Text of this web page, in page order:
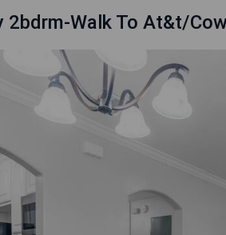
2bdrm-Walk To At&t/